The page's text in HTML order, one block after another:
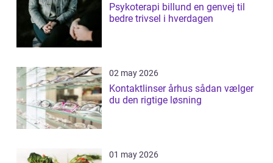
Psykoterapi billund en genvej til
bedre trivsel i hverdagen
02 may 2026
Kontaktlinser århus sådan vælger
du den rigtige løsning
01 may 2026